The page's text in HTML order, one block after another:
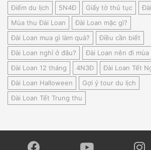
Điểm du lịch 5N4Đ Giấy tờ thủ tục
Mùa thu Đài Loan
Đài Loan mặc gì?
Đài Loan mua gì làm quà?
Điều cần biết
Đài Loan nghỉ ở đâu?
Đài Loan nên đi mùa
Đài Loan 12 tháng
4N3Đ
Đài Loan Tết
Đài Loan Halloween
Gợi ý tour du lịch
Đài Loan Tết Trung thu